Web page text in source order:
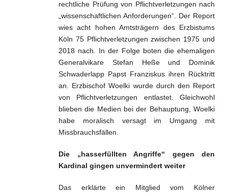
rechtliche Prüfung von Pflichtverletzungen nach
„wissenschaftlichen Anforderungen“. Der Report
wies acht hohen Amtsträgern des Erzbistums
Köln 75 Pflichtverletzungen zwischen 1975 und
2018 nach. In der Folge boten die ehemaligen
Generalvikare Stefan Heße und Dominik
Schwaderlapp Papst Franziskus ihren Rücktritt
an. Erzbischof Woelki wurde durch den Report
von Pflichtverletzungen entlastet. Gleichwohl
blieben die Medien bei der Behauptung, Woelki
habe moralisch versagt im Umgang mit
Missbrauchsfällen.
Die „hasserfüllten Angriffe“ gegen den
Kardinal gingen unvermindert weiter
Das erklärte ein Mitglied vom Kölner